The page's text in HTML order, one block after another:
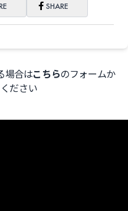
SHARE
場合はこちらのフォームか
ださい